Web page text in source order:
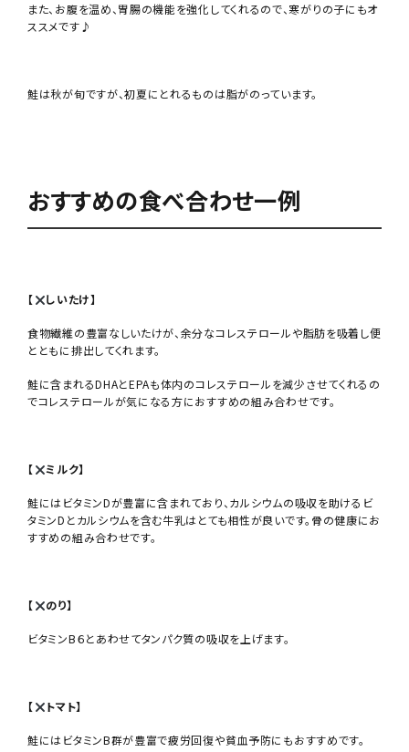
また、お腹を温め、胃腸の機能を強化してくれるので、寒がりの子にもオ
ススメです♪
鮭は秋が旬ですが、初夏にとれるものは脂がのっています。
おすすめの食べ合わせ一例
【 しいたけ】
食物繊維の豊富なしいたけが、余分なコレステロールや脂肪を吸着し便
とともに排出してくれます。
鮭に含まれるDHAとEPAも体内のコレステロールを減少させてくれるの
でコレステロールが気になる方におすすめの組み合わせです。
【 ミルク】
鮭にはビタミンDが豊富に含まれており、カルシウムの吸収を助けるビ
タミンDとカルシウムを含む牛乳はとても相性が良いです。骨の健康にお
すすめの組み合わせです。
【 のり】
ビタミンB６とあわせてタンパク質の吸収を上げます。
【 トマト】
鮭にはビタミンB群が豊富で疲労回復や貧血予防にもおすすめです。